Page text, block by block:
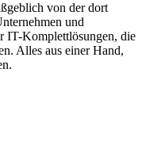
von der dort
und
IT-Komplettlösungen, die
Alles aus einer Hand,